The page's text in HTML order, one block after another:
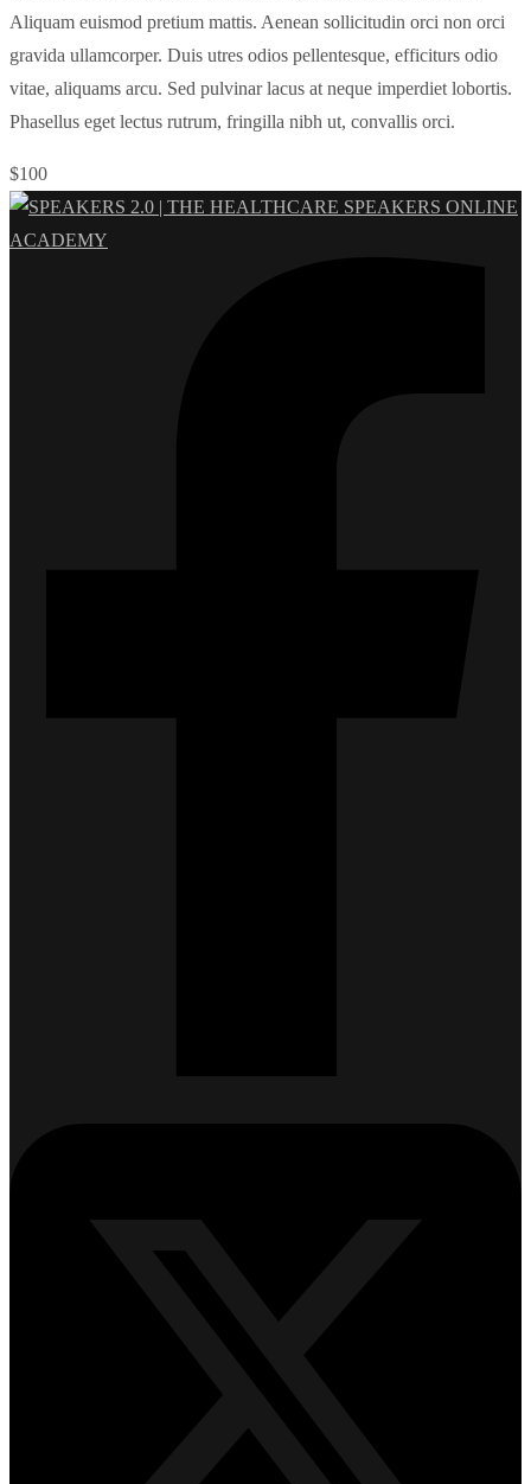
Aliquam euismod pretium mattis. Aenean sollicitudin orci non orci
gravida ullamcorper. Duis utres odios pellentesque, efficiturs odio
vitae, aliquams arcu. Sed pulvinar lacus at neque imperdiet lobortis.
Phasellus eget lectus rutrum, fringilla nibh ut, convallis orci.
$100